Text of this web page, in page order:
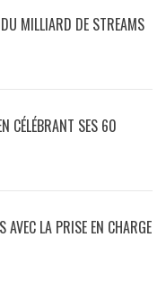
MILLIARD DE STREAMS
CÉLÉBRANT SES 60
AVEC LA PRISE EN CHARGE